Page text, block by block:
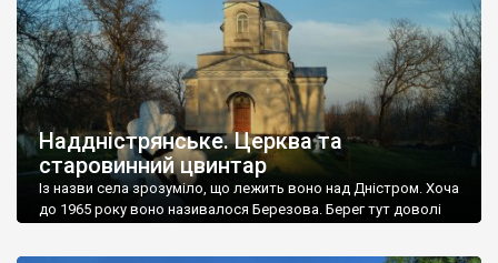
роках Болган […]
Наддністрянське. Церква та
старовинний цвинтар
Із назви села зрозуміло, що лежить воно над Дністром. Хоча
до 1965 року воно називалося Березова. Берег тут доволі